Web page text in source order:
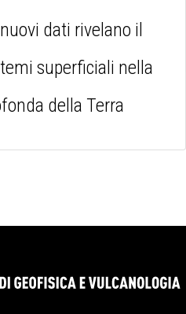
dati rivelano il
superficiali nella
della Terra